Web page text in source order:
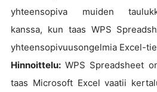
yhteensopiva muiden
kanssa, kun taas WPS
yhteensopivuusongelmia Excel-
Hinnoittelu: WPS Spreadsheet
taas Microsoft Excel vaatii